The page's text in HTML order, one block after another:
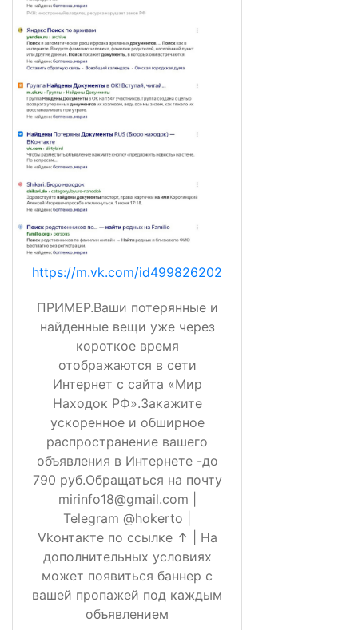
https://m.vk.com/id499826202
ПРИМЕР.Ваши потерянные и
найденные вещи уже через
короткое время
отображаются в сети
Интернет с сайта «Мир
Находок РФ».Закажите
ускоренное и обширное
распространение вашего
объявления в Интернете -до
790 руб.Обращаться на почту
mirinfo18@gmail.com |
Telegram @hokerto |
Vkонтакте по ссылке ↑ | На
дополнительных условиях
может появиться баннер с
вашей пропажей под каждым
объявлением